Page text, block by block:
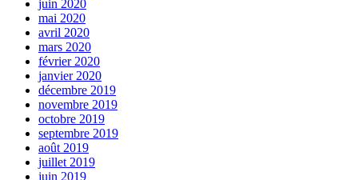
juin 2020
mai 2020
avril 2020
mars 2020
février 2020
janvier 2020
décembre 2019
novembre 2019
octobre 2019
septembre 2019
août 2019
juillet 2019
juin 2019